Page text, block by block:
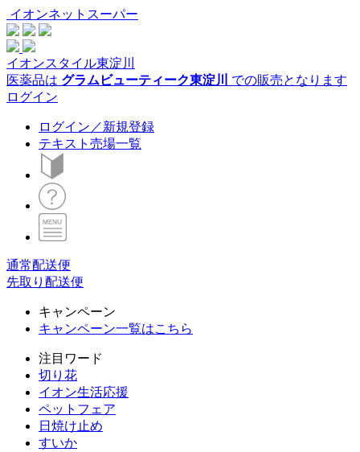
イオンネットスーパー
イオンスタイル東淀川
医薬品は グラムビューティーク東淀川
での販売となります
ログイン
ログイン／新規登録
テキスト売場一覧
通常配送便
先取り配送便
キャンペーン
キャンペーン一覧はこちら
注目ワード
切り花
イオン生活応援
ペットフェア
日焼け止め
すいか